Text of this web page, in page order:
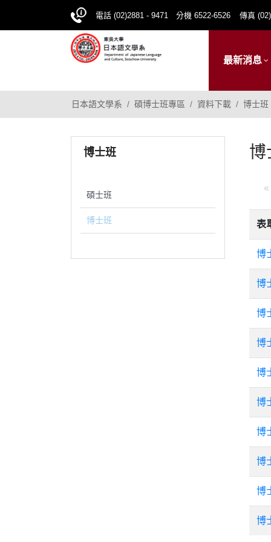
電話 (02)2881 - 9471 分機 6522-6526 傳真
最新消息
日本語文學系 碩博士班專區 資料下載 博士班
博士班
碩士班
博士班
博
«
表
博
博
博
博
博
博
博
博
博
博